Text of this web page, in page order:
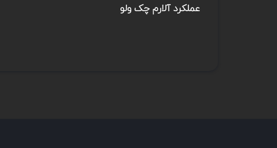
عملکرد آلارم چک ولو
برخلاف برخی تصورات غلط رایج، آلارم چک ولو برای